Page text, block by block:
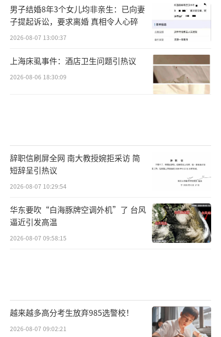
男子结婚8年3个女儿均非亲生：已向妻
子提起诉讼，要求离婚 真相令人心碎
2026-08-07 13:00:37
上海床虱事件：酒店卫生问题引热议
2026-08-06 18:30:09
辞职信刷屏全网 南大教授婉拒采访 简
短辞呈引热议
2026-08-07 10:29:54
华东要吹“白海豚牌空调外机”了 台风
逼近引发高温
2026-08-07 09:58:15
越来越多高分考生放弃985选警校！
2026-08-07 09:02:21